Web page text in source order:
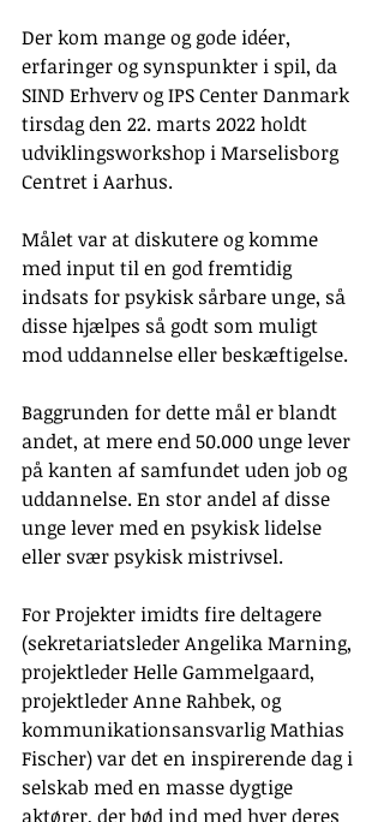
Der kom mange og gode idéer,
erfaringer og synspunkter i spil, da
SIND Erhverv og IPS Center Danmark
tirsdag den 22. marts 2022 holdt
udviklingsworkshop i Marselisborg
Centret i Aarhus.
Målet var at diskutere og komme
med input til en god fremtidig
indsats for psykisk sårbare unge, så
disse hjælpes så godt som muligt
mod uddannelse eller beskæftigelse.
Baggrunden for dette mål er blandt
andet, at mere end 50.000 unge lever
på kanten af samfundet uden job og
uddannelse. En stor andel af disse
unge lever med en psykisk lidelse
eller svær psykisk mistrivsel.
For Projekter imidts fire deltagere
(sekretariatsleder Angelika Marning,
projektleder Helle Gammelgaard,
projektleder Anne Rahbek, og
kommunikationsansvarlig Mathias
Fischer) var det en inspirerende dag i
selskab med en masse dygtige
aktører, der bød ind med hver deres